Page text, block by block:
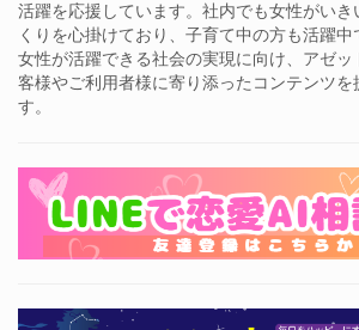
活躍を応援しています。社内でも女性がい
くりを心掛けており、子育て中の方も活躍
女性が活躍できる社会の実現に向け、アゼッ
客様やご利用者様に寄り添ったコンテンツを
す。